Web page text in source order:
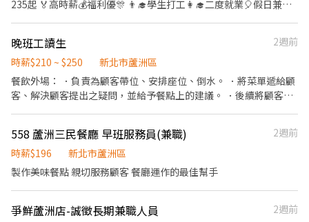
②勞保、健保、意外險 ③每月提撥勞工退休新制6% ④特休／年假
按照勞基法規定 ⑤颱風天出勤津貼補助 ⑥員工店內用餐折扣 ⑦提供
員工制服 ⑧任職一年後提供免費健檢
現作提供美味可口的日本國民美食-牛丼/咖哩，並以舒適衛生的用
餐環境、熱情用心的服務態度、平實親民的誠懇價格，強調食品安
全，顧客安心。不論是單獨一人、與家人一起、朋友一起，皆可享
受用餐的樂趣。
235起 🏅高時薪💰福利優🎊 👨‍🎓學生打工👩‍🎓二度就業🎈假日兼職
用補助 ▪薪資照舊計算 ⭕招募條件 ▪職前教育訓練，歡迎無經驗
者加入!! ▪歡迎二度就業、學生實習、長期打工、短期工讀 ▪彈性
排班：09:00~00:00（每日至少排班4小時，請於面試時與主管確認
班表） ⭕工作內容（在職教育訓練完善，無經驗者OK） ▪外場 帶
存盤點 等 ⭕獎金福利 ▪生日禮券 ▪員工用餐優惠 ▪年度健檢及津
貼 ▪一年4次考核及調薪機會 ▪加班費5分鐘為單位計算 ▪不定期
活動競賽獎金、時數達成獎金 ▪介紹親朋好友入職，期滿可獲得
3,000~10,000元獎金 ⭕企業魅力 ▪加班費為5分鐘為單位計算，重
視員工的辛勤付出。 ▪實力主義不論年資，且制度完善、升遷調薪
快速，適合具有企圖心的您。 ▪學習日系企業商業禮儀、餐飲相關
晚班工讀生
2週前
時薪$210 ~ $250
新北市蘆洲區
餐飲外場： ．負責為顧客帶位、安排座位、倒水。 ．將菜單遞給顧
客、解決顧客提出之疑問，並給予餐點上的建議。 ．後續將顧客點
負責結帳、收銀等工作。 餐飲內場： ．擔任廚師的助手，處理烹飪
前與烹飪中之準備工作與其他餐廳相關事務。 ．負責洗、剝、削、
切各種食材。 ．負責清理工作環境、設備和餐具。 ．準備不同餐點
558 蘆洲三民餐廳 早班服務員(兼職)
2週前
時薪$196
新北市蘆洲區
製作美味餐點 親切服務顧客 餐廳運作的最佳幫手
爭鮮蘆洲店-誠徵長期兼職人員
2週前